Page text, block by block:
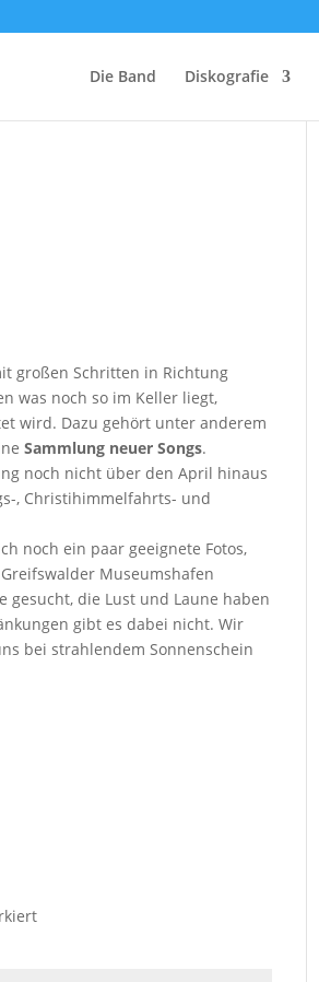
Die Band Diskografie
großen Schritten in Richtung
was noch so im Keller liegt,
wird. Dazu gehört unter anderem
Sammlung neuer Songs.
noch nicht über den April hinaus
, Christihimmelfahrts- und
noch ein paar geeignete Fotos,
Museumshafen
gesucht, die Lust und Laune haben
gibt es dabei nicht. Wir
bei strahlendem Sonnenschein